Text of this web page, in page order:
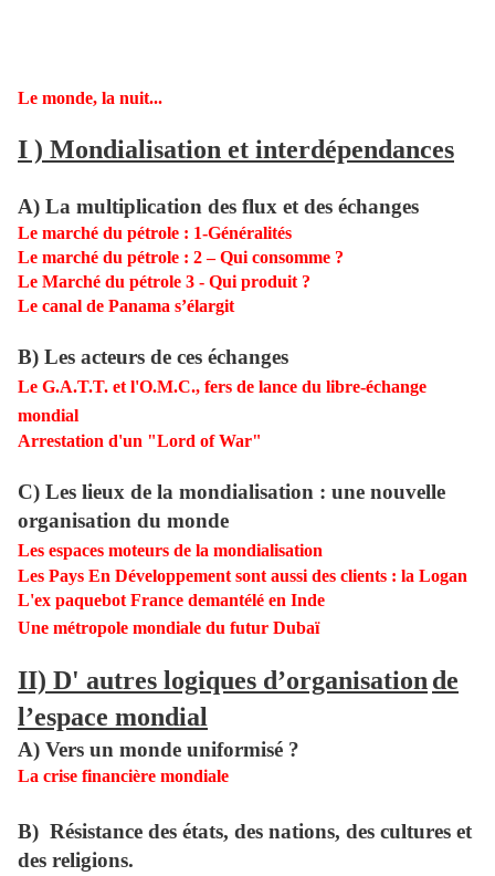
Le monde, la nuit...
I ) Mondialisation et interdépendances
A) La multiplication des flux et des échanges
Le marché du pétrole : 1-Généralités
Le marché du pétrole : 2 – Qui consomme ?
Le Marché du pétrole 3 - Qui produit ?
Le canal de Panama s’élargit
B) Les acteurs de ces échanges
Le G.A.T.T. et l'O.M.C., fers de lance du libre-échange
mondial
Arrestation d'un "Lord of War"
C) Les lieux de la mondialisation : une nouvelle
organisation du monde
Les espaces moteurs de la mondialisation
Les Pays En Développement sont aussi des clients : la Logan
L'ex paquebot France demantélé en Inde
Une métropole mondiale du futur Dubaï
II) D' autres logiques d’organisation de
l’espace mondial
A) Vers un monde uniformisé ?
La crise financière mondiale
B) Résistance des états, des nations, des cultures et
des religions.